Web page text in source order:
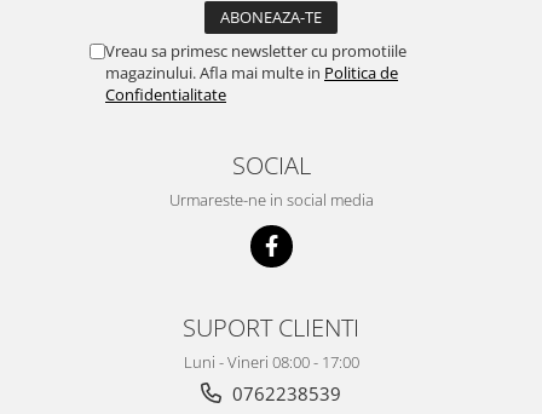
Vreau sa primesc newsletter cu promotiile
magazinului. Afla mai multe in Politica de
Confidentialitate
SOCIAL
Urmareste-ne in social media
SUPORT CLIENTI
Luni - Vineri 08:00 - 17:00
0762238539